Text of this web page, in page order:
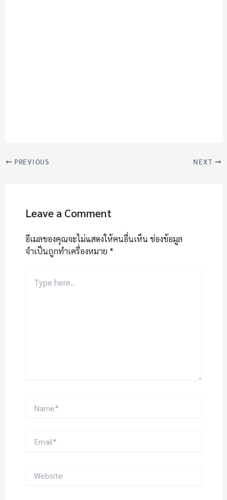
PREVIOUS NEXT
Leave a Comment
อีเมลของคุณจะไม่แสดงให้คนอื่นเห็น ช่องข้อมูล
จำเป็นถูกทำเครื่องหมาย *
here..